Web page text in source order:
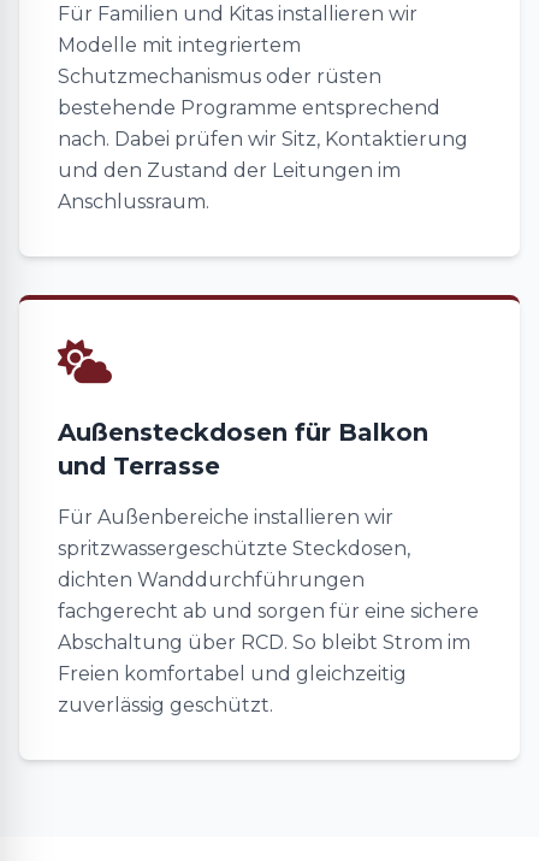
Für Familien und Kitas installieren wir
Modelle mit integriertem
Schutzmechanismus oder rüsten
bestehende Programme entsprechend
nach. Dabei prüfen wir Sitz, Kontaktierung
und den Zustand der Leitungen im
Anschlussraum.
Außensteckdosen für Balkon
und Terrasse
Für Außenbereiche installieren wir
spritzwassergeschützte Steckdosen,
dichten Wanddurchführungen
fachgerecht ab und sorgen für eine sichere
Abschaltung über RCD. So bleibt Strom im
Freien komfortabel und gleichzeitig
zuverlässig geschützt.